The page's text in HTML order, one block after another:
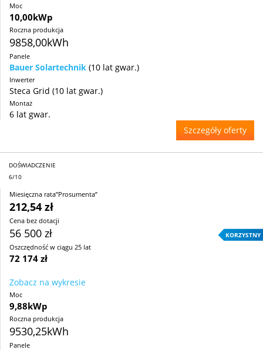
Moc
10,00kWp
Roczna produkcja
9858,00kWh
Panele
Bauer Solartechnik (10 lat gwar.)
Inwerter
Steca Grid (10 lat gwar.)
Montaż
6 lat gwar.
Szczegóły oferty
DOŚWIADCZENIE
6/10
Miesięczna rata”Prosumenta”
212,54 zł
Cena bez dotacji
56 500 zł KORZYSTNY
Oszczędność w ciągu 25 lat
72 174 zł
Zobacz na wykresie
Moc
9,88kWp
Roczna produkcja
9530,25kWh
Panele